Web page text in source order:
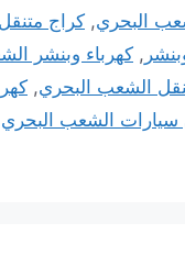
البحري, كراج
, كهرباء وبنشر
الشعب البحري,
سيارات الشعب البحري